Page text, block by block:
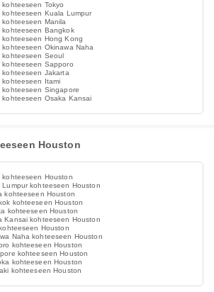
Tokyo
Kuala Lumpur
Manila
Bangkok
Hong Kong
Okinawa Naha
kohteeseen Seoul
Sapporo
Jakarta
Itami
Singapore
Osaka Kansai
Houston
Houston
kohteeseen Houston
kohteeseen Houston
kohteeseen Houston
kohteeseen Houston
Kansai kohteeseen Houston
Houston
Naha kohteeseen Houston
kohteeseen Houston
kohteeseen Houston
kohteeseen Houston
kohteeseen Houston